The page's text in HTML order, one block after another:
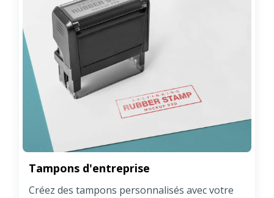
Tampons d'entreprise
Créez des tampons personnalisés avec votre